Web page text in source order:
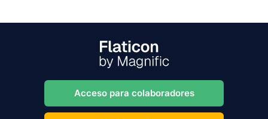
Acceso para colaboradores